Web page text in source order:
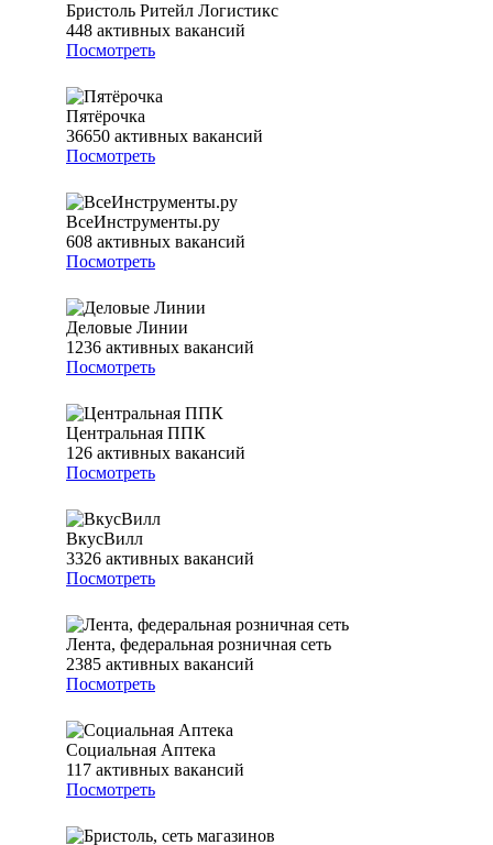
Бристоль Ритейл Логистикс
448 активных вакансий
Посмотреть
Пятёрочка
36650 активных вакансий
Посмотреть
ВсеИнструменты.ру
608 активных вакансий
Посмотреть
Деловые Линии
1236 активных вакансий
Посмотреть
Центральная ППК
126 активных вакансий
Посмотреть
ВкусВилл
3326 активных вакансий
Посмотреть
Лента, федеральная розничная сеть
2385 активных вакансий
Посмотреть
Социальная Аптека
117 активных вакансий
Посмотреть